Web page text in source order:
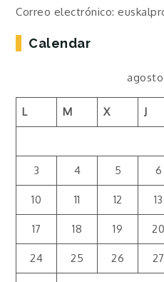
Correo electrónico:
Calendar
L M X J
3 4 5 6
10 11 12 13
17 18 19 20
24 25 26 27